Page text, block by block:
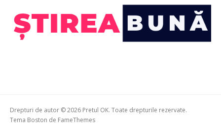
Drepturi de autor © 2026 Pretul OK. Toate drepturile rezervate.
Tema Boston de FameThemes